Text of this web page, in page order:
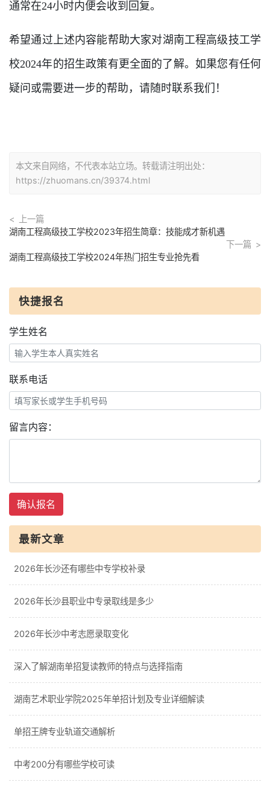
通常在24小时内便会收到回复。
希望通过上述内容能帮助大家对湖南工程高级技工学
校2024年的招生政策有更全面的了解。如果您有任何
疑问或需要进一步的帮助，请随时联系我们！
本文来自网络，不代表本站立场。转载请注明出处：
https://zhuomans.cn/39374.html
上一篇
湖南工程高级技工学校2023年招生简章：技能成才新机遇
下一篇
湖南工程高级技工学校2024年热门招生专业抢先看
快捷报名
学生姓名
联系电话
留言内容：
确认报名
最新文章
2026年长沙还有哪些中专学校补录
2026年长沙县职业中专录取线是多少
2026年长沙中考志愿录取变化
深入了解湖南单招复读教师的特点与选择指南
湖南艺术职业学院2025年单招计划及专业详细解读
单招王牌专业轨道交通解析
中考200分有哪些学校可读